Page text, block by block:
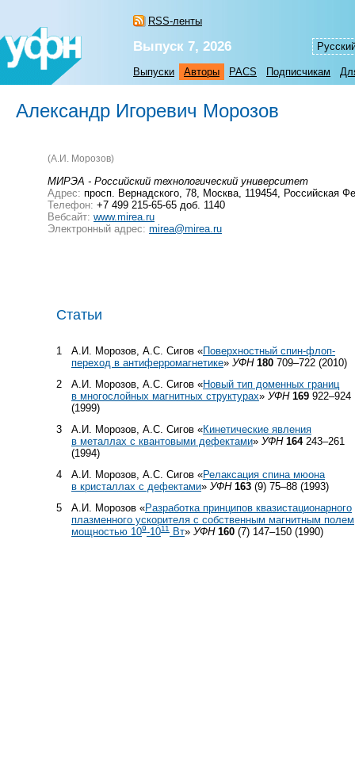
RSS-ленты
Выпуск 7, 2026
Выпуски Авторы PACS Подписчикам
Александр Игоревич Морозов
(А.И. Морозов)
МИРЭА - Российский технологический университет
Адрес: просп. Вернадского, 78, Москва, 119454, Российская
Телефон: +7 499 215-65-65 доб. 1140
Вебсайт: www.mirea.ru
Электронный адрес: mirea@mirea.ru
Статьи
1 А.И. Морозов, А.С. Сигов «Поверхностный спин-флоп-
переход в антиферромагнетике» УФН 180 709–722 (2010)
2
А.И. Морозов, А.С. Сигов «Новый тип доменных границ
в многослойных магнитных структурах» УФН 169 922–924
(1999)
3
А.И. Морозов, А.С. Сигов «Кинетические явления
в металлах с квантовыми дефектами» УФН 164243–261
(1994)
4
А.И. Морозов, А.С. Сигов «Релаксация спина мюона
в кристаллах с дефектами» УФН 163 (9) 75–88 (1993)
5
А.И. Морозов «Разработка принципов квазистационарного
плазменного ускорителя с собственным магнитным полем
мощностью 109-1011 Вт» УФН 160 (7) 147–150 (1990)